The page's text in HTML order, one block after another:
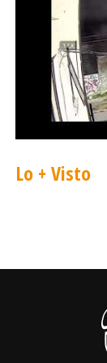
que junto
recorrieron
interior del
Además, el
Valenzuela
Patagonia, y
red de
Naturaleza,
Deportes
Lo + Visto